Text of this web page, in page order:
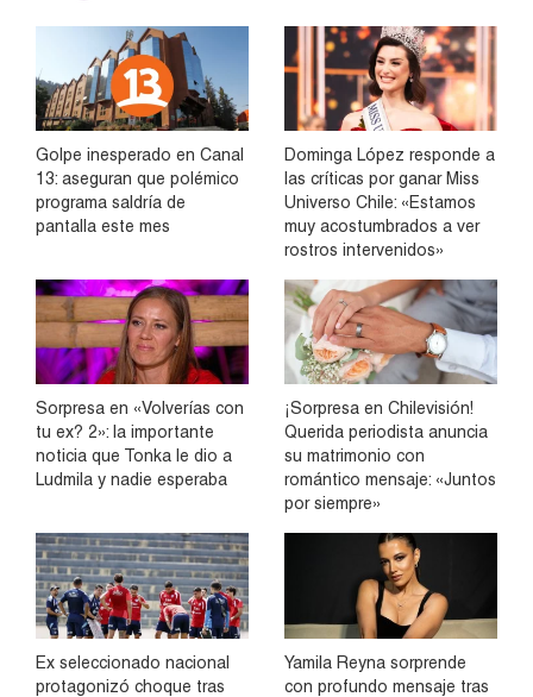
Golpe inesperado en Canal
13: aseguran que polémico
programa saldría de
pantalla este mes
Dominga López responde a
las críticas por ganar Miss
Universo Chile: «Estamos
muy acostumbrados a ver
rostros intervenidos»
Sorpresa en «Volverías con
tu ex? 2»: la importante
noticia que Tonka le dio a
Ludmila y nadie esperaba
¡Sorpresa en Chilevisión!
Querida periodista anuncia
su matrimonio con
romántico mensaje: «Juntos
por siempre»
Ex seleccionado nacional
protagonizó choque tras
Yamila Reyna sorprende
con profundo mensaje tras